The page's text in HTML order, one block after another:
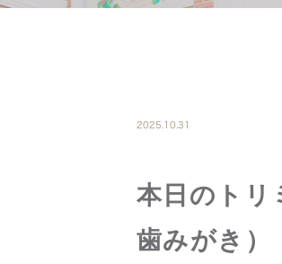
2025.10.31
本日のトリ
歯みがき）